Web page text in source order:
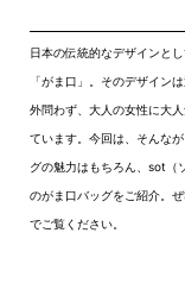
日本の伝統的なデザインと
「がま口」。そのデザイン
外問わず、大人の女性に大
ています。今回は、そんな
グの魅力はもちろん、sot（
のがま口バッグをご紹介。ぜ
でご覧ください。